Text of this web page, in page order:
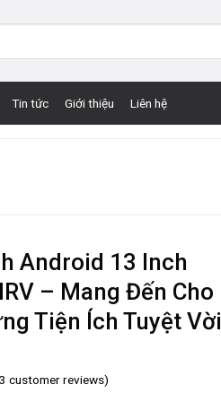
Tin tức Giới thiệu Liên hệ
Android 13 Inch
– Mang Đến Cho
Tiện Ích Tuyệt Vời
customer reviews)